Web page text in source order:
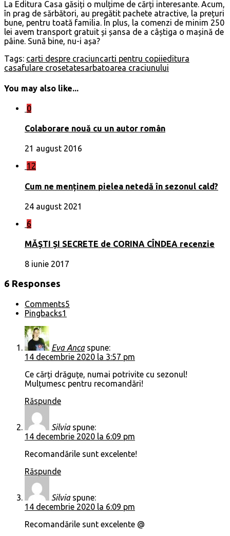
La Editura Casa găsiți o mulțime de cărți interesante. Acum,
în prag de sărbători, au pregătit pachete atractive, la prețuri
bune, pentru toată familia. În plus, la comenzi de minim 250
lei avem transport gratuit și șansa de a câștiga o mașină de
pâine. Sună bine, nu-i așa?
Tags: carti despre craciuncarti pentru copiieditura
casafulare crosetatesarbatoarea craciunului
You may also like...
0
Colaborare nouă cu un autor român
21 august 2016
12
Cum ne menținem pielea netedă în sezonul cald?
24 august 2021
6
MĂȘTI ȘI SECRETE de CORINA CÎNDEA recenzie
8 iunie 2017
6 Responses
Comments5
Pingbacks1
Eva Anca spune:
14 decembrie 2020 la 3:57 pm
Ce cărți drăguțe, numai potrivite cu sezonul!
Mulțumesc pentru recomandări!
Răspunde
Silvia spune:
14 decembrie 2020 la 6:09 pm
Recomandările sunt excelente!
Răspunde
Silvia spune:
14 decembrie 2020 la 6:09 pm
Recomandările sunt excelente @